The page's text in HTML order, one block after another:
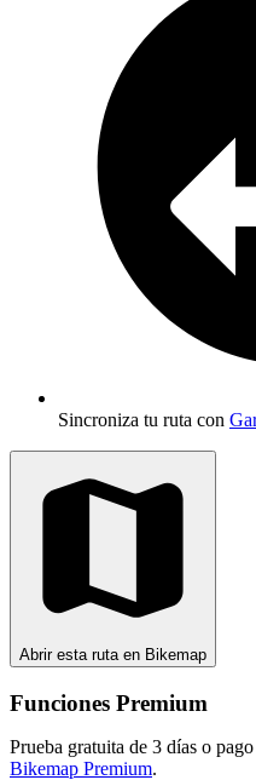
Sincroniza tu ruta con
Abrir esta ruta en Bikemap
Funciones Premium
Prueba gratuita de 3 días o
Bikemap Premium.